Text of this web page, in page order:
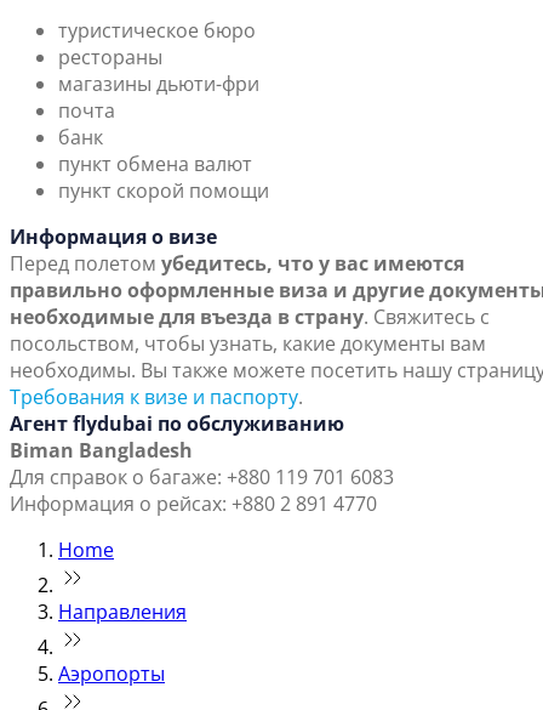
туристическое бюро
рестораны
магазины дьюти-фри
почта
банк
пункт обмена валют
пункт скорой помощи
Информация о визе
Перед полетом убедитесь, что у вас имеются
правильно оформленные виза и другие
необходимые для въезда в страну. Свяжитесь с
посольством, чтобы узнать, какие документы вам
необходимы. Вы также можете посетить нашу
Требования к визе и паспорту.
Агент flydubai по обслуживанию
Biman Bangladesh
Для справок о багаже: +880 119 701 6083
Информация о рейсах: +880 2 891 4770
Home
Направления
Аэропорты